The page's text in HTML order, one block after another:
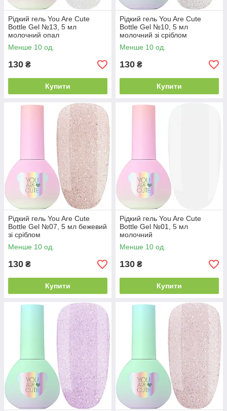
Рідкий гель You Are Cute
Bottle Gel №13, 5 мл
молочний опал
Менше 10 од.
130 ₴
Купити
Рідкий гель You Are Cute
Bottle Gel №10, 5 мл
молочний зі сріблом
Менше 10 од.
130 ₴
Купити
Рідкий гель You Are Cute
Bottle Gel №07, 5 мл бежевий
зі сріблом
Менше 10 од.
130 ₴
Купити
Рідкий гель You Are Cute
Bottle Gel №01, 5 мл
молочний
Менше 10 од.
130 ₴
Купити